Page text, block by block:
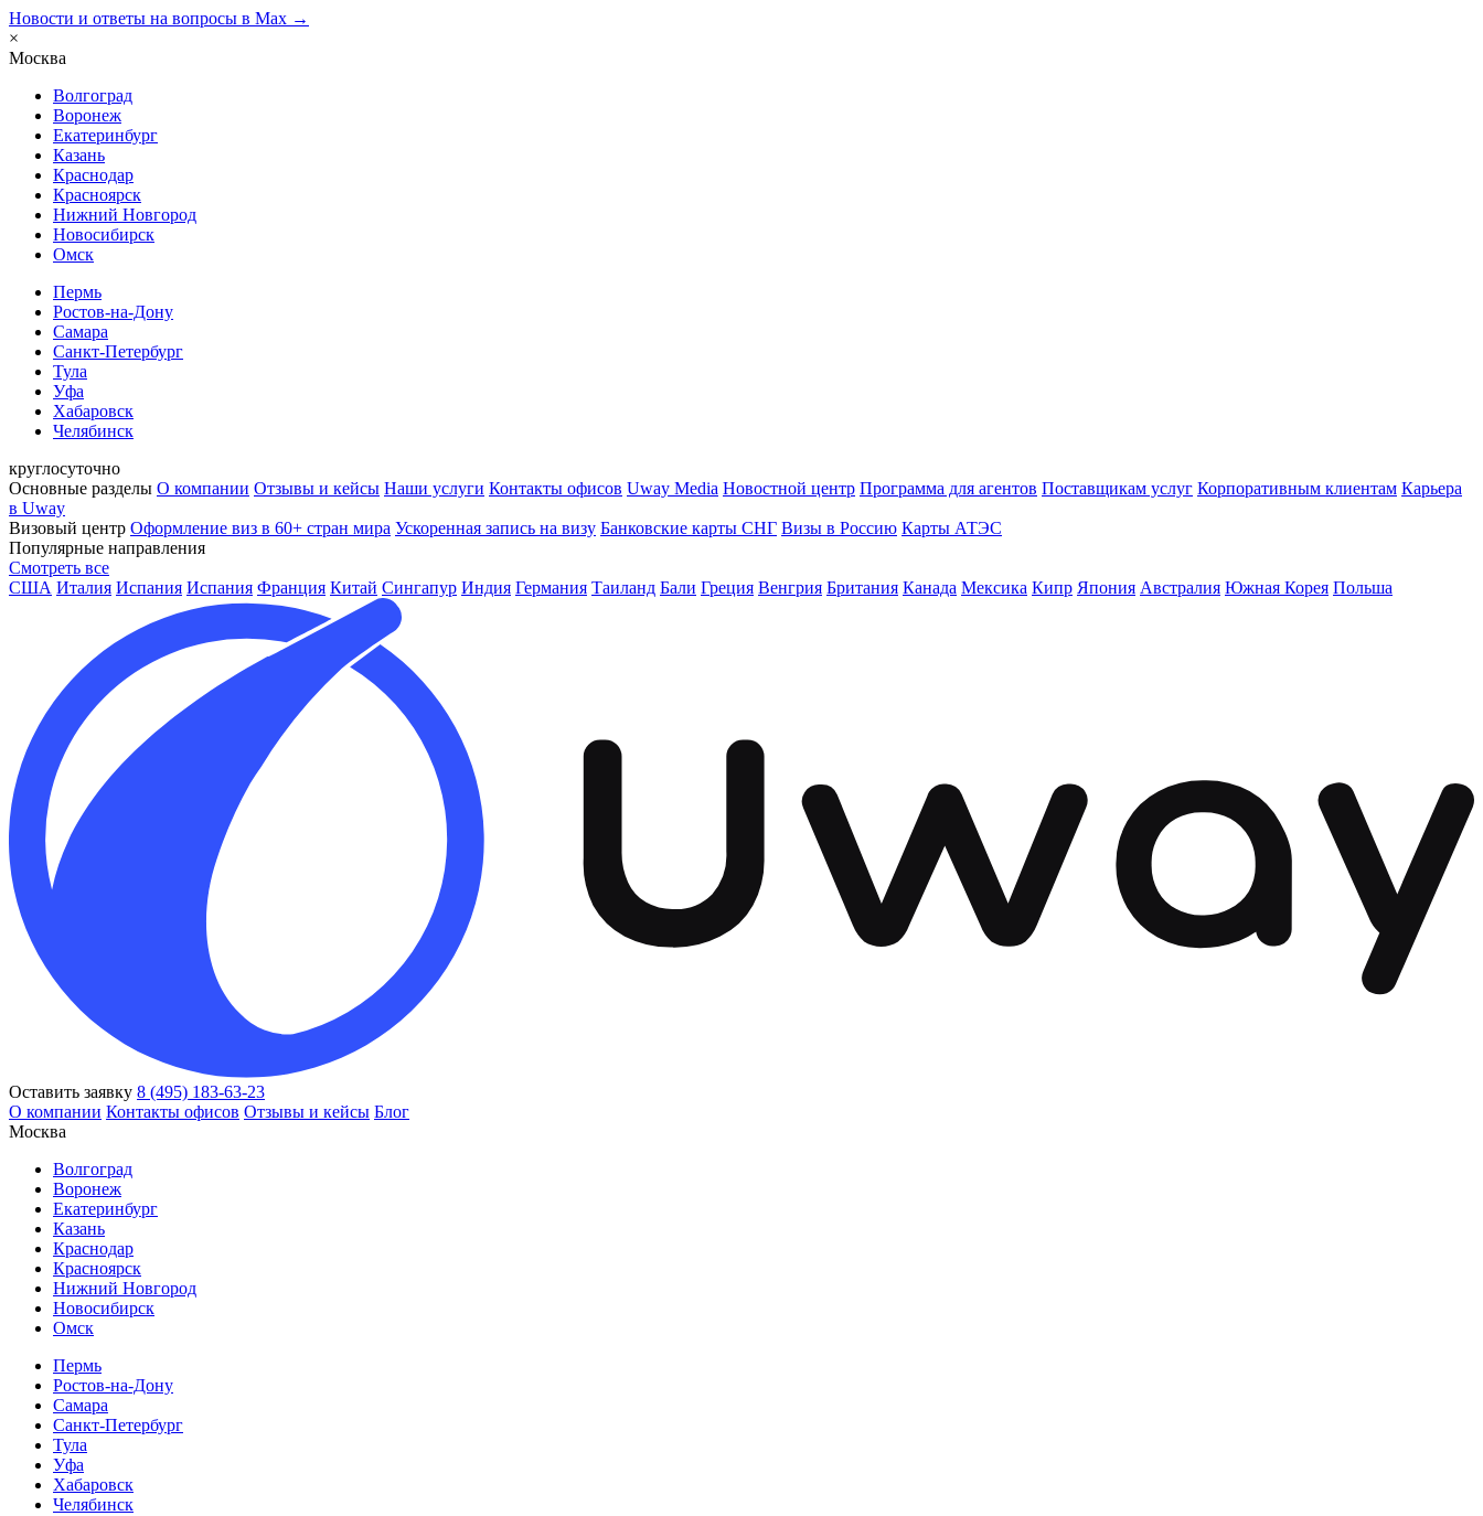
Новости и ответы на вопросы в Max →
×
Москва
Волгоград
Воронеж
Екатеринбург
Казань
Краснодар
Красноярск
Нижний Новгород
Новосибирск
Омск
Пермь
Ростов-на-Дону
Самара
Санкт-Петербург
Тула
Уфа
Хабаровск
Челябинск
круглосуточно
Основные разделы О компании Отзывы и кейсы Наши услуги Контакты офисов Uway Media Новостной центр Программа для агентов Поставщикам услуг Корпоративным клиентам Карьера
в Uway
Визовый центр Оформление виз в 60+ стран мира Ускоренная запись на визу Банковские карты СНГ Визы в Россию Карты АТЭС
Популярные направления
Смотреть все
США Италия Испания Испания Франция Китай Сингапур Индия Германия Таиланд Бали Греция Венгрия Британия Канада Мексика Кипр Япония Австралия Южная Корея Польша
Оставить заявку 8 (495) 183-63-23
О компании Контакты офисов Отзывы и кейсы Блог
Москва
Волгоград
Воронеж
Екатеринбург
Казань
Краснодар
Красноярск
Нижний Новгород
Новосибирск
Омск
Пермь
Ростов-на-Дону
Самара
Санкт-Петербург
Тула
Уфа
Хабаровск
Челябинск